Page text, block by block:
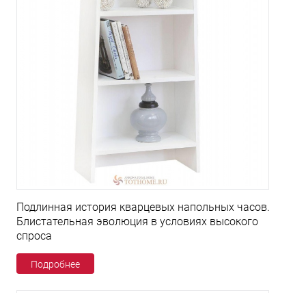
Подлинная история кварцевых напольных часов.
Блистательная эволюция в условиях высокого
спроса
Подробнее